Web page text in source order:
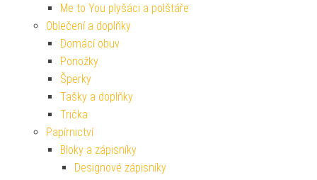
Me to You plyšáci a polštáře
Oblečení a doplňky
Domácí obuv
Ponožky
Šperky
Tašky a doplňky
Trička
Papírnictví
Bloky a zápisníky
Designové zápisníky